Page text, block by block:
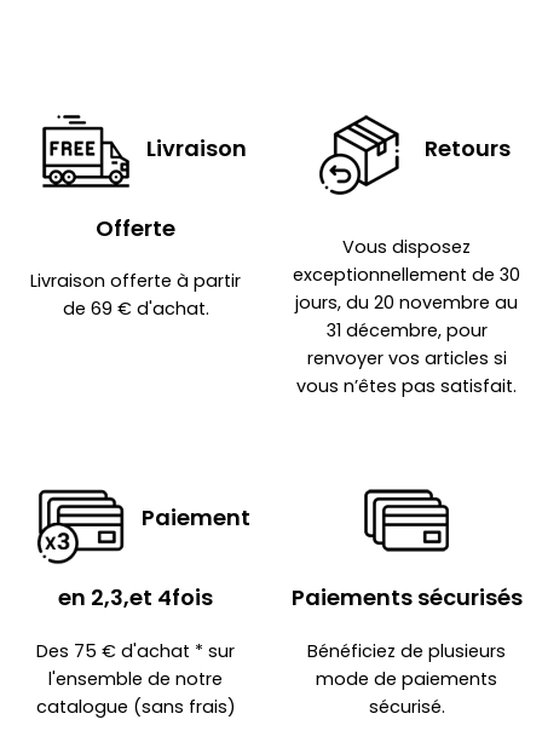
Livraison
Offerte
Livraison offerte à partir
de 69 € d'achat.
Retours
Vous disposez
exceptionnellement de 30
jours, du 20 novembre au
31 décembre, pour
renvoyer vos articles si
vous n’êtes pas satisfait.
Paiement
en 2,3,et 4fois
Des 75 € d'achat * sur
l'ensemble de notre
catalogue (sans frais)
Paiements sécurisés
Bénéficiez de plusieurs
mode de paiements
sécurisé.